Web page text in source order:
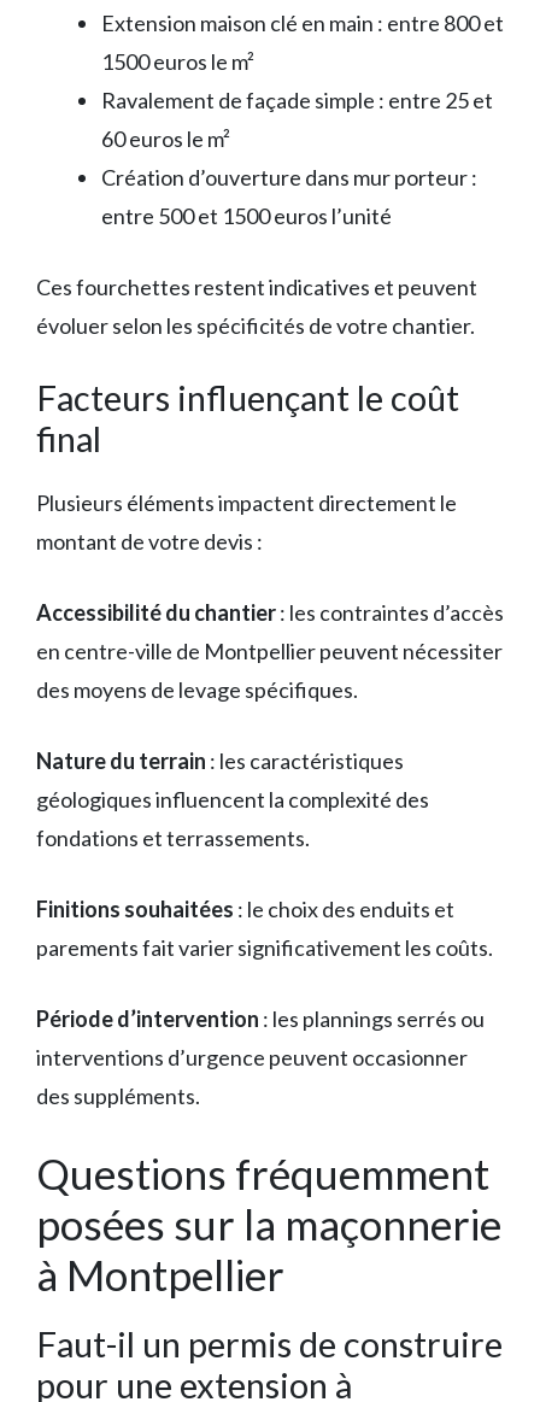
Extension maison clé en main : entre 800 et
1500 euros le m²
Ravalement de façade simple : entre 25 et
60 euros le m²
Création d’ouverture dans mur porteur :
entre 500 et 1500 euros l’unité
Ces fourchettes restent indicatives et peuvent
évoluer selon les spécificités de votre chantier.
Facteurs influençant le coût
final
Plusieurs éléments impactent directement le
montant de votre devis :
Accessibilité du chantier: les contraintes d’accès
en centre-ville de Montpellier peuvent nécessiter
des moyens de levage spécifiques.
Nature du terrain : les caractéristiques
géologiques influencent la complexité des
fondations et terrassements.
Finitions souhaitées : le choix des enduits et
parements fait varier significativement les coûts.
Période d’intervention : les plannings serrés ou
interventions d’urgence peuvent occasionner
des suppléments.
Questions fréquemment
posées sur la maçonnerie
à Montpellier
Faut-il un permis de construire
pour une extension à